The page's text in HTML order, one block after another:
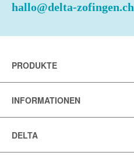
hallo@delta-zofingen.ch
PRODUKTE
INFORMATIONEN
DELTA